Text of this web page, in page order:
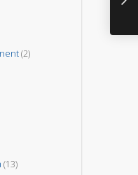
(2)
(13)